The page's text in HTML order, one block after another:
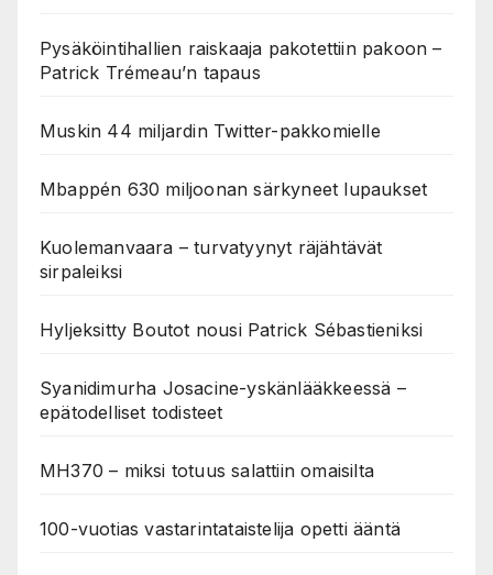
Pysäköintihallien raiskaaja pakotettiin pakoon –
Patrick Trémeau’n tapaus
Muskin 44 miljardin Twitter-pakkomielle
Mbappén 630 miljoonan särkyneet lupaukset
Kuolemanvaara – turvatyynyt räjähtävät
sirpaleiksi
Hyljeksitty Boutot nousi Patrick Sébastieniksi
Syanidimurha Josacine-yskänlääkkeessä –
epätodelliset todisteet
MH370 – miksi totuus salattiin omaisilta
100-vuotias vastarintataistelija opetti ääntä